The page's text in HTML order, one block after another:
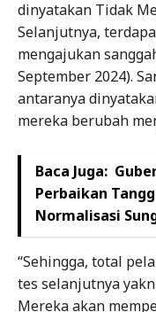
dinyatakan Tidak
Selanjutnya,
mengajukan
September 2024).
antaranya
mereka berubah
Baca Juga:
Perbaikan
Normalisasi
“Sehingga, total
tes selanjutnya
Mereka akan